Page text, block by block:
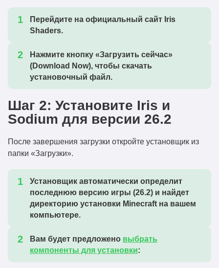
Перейдите на официальный сайт Iris
Shaders.
Нажмите кнопку «Загрузить сейчас»
(Download Now), чтобы скачать
установочный файл.
Шаг 2: Установите Iris и
Sodium для версии 26.2
После завершения загрузки откройте установщик из
папки «Загрузки».
Установщик автоматически определит
последнюю версию игры (26.2) и найдет
директорию установки Minecraft на вашем
компьютере.
Вам будет предложено выбрать
компоненты для установки: